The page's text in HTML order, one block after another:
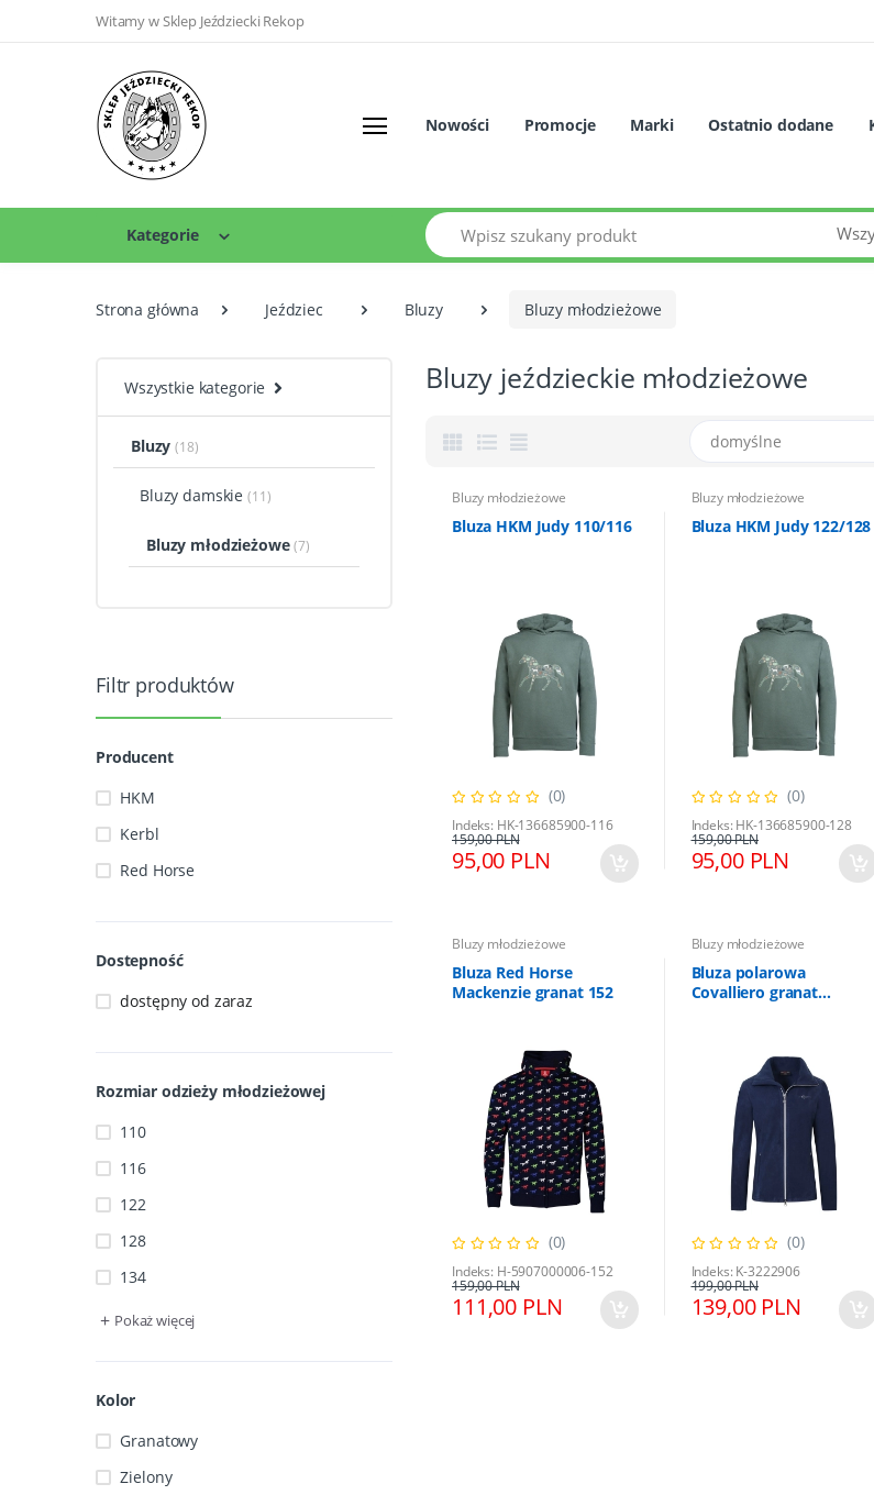
Witamy w Sklep Jeździecki Rekop
Nowości Promocje Marki Ostatnio dodane
Kategorie
Szukaj
Strona główna Jeździec Bluzy Bluzy młodzieżowe
Wszystkie kategorie
Bluzy (18)
Bluzy damskie (11)
Bluzy młodzieżowe (7)
Filtr produktów
Producent
HKM
Kerbl
Red Horse
Dostepność
dostępny od zaraz
Rozmiar odzieży młodzieżowej
110
116
122
128
134
+ Pokaż więcej
Kolor
Granatowy
Zielony
Bluzy jeździeckie młodzieżowe
domyślne
Bluzy młodzieżowe
Bluza HKM Judy 110/116
(0)
Indeks: HK-136685900-116
95,00 PLN
159,00 PLN
Bluzy młodzieżowe
Bluza HKM Judy 122/128
(0)
Indeks: HK-136685900-128
95,00 PLN
159,00 PLN
Bluzy młodzieżowe
Bluza Red Horse
Mackenzie granat 152
(0)
Indeks: H-5907000006-152
111,00 PLN
159,00 PLN
Bluzy młodzieżowe
Bluza polarowa
Covalliero granat
(0)
Indeks: K-3222906
139,00 PLN
199,00 PLN